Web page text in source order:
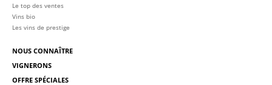
Le top des ventes
Vins bio
Les vins de prestige
NOUS CONNAÎTRE
VIGNERONS
OFFRE SPÉCIALES